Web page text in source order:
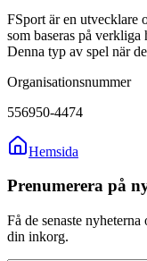
FSport är en utvecklare
som baseras på
Denna typ av spel när
Organisationsnummer
556950-4474
Hemsida
Prenumerera på
Få de senaste
din inkorg.